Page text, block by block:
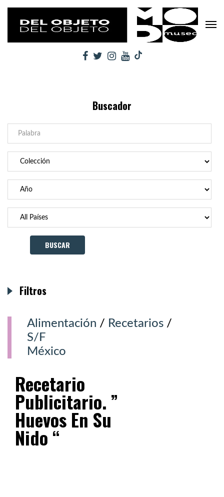
Buscador
Alimentación / Recetarios /
S/F
México
Recetario
Publicitario. ”
Huevos En Su
Nido “
Filtros